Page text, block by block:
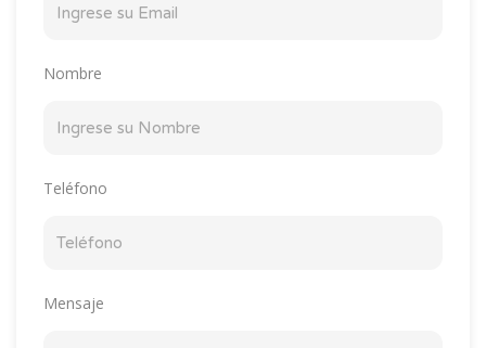
Nombre
Teléfono
Mensaje